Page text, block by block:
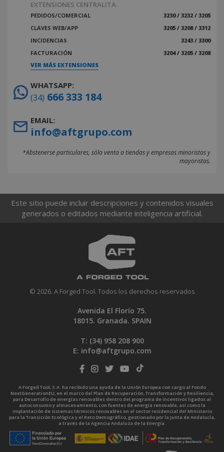
EXTENSIONES CENTRALITA:
PEDIDOS/COMERCIAL
3230 / 3232 / 3205
CLAVES WEB/APP
3205 / 3208 / 3312
INCIDENCIAS
3243 / 3300
FACTURACIÓN
3204 / 3205 / 3208
VER MÁS EXTENSIONES
WHATSAPP:
(34) 666 333 184
EMAIL:
info@aftgrupo.com
*Abstenerse particulares, sólo venta a tiendas y empresas minoristas y
mayoristas.
Este sitio puede incluir descripciones y contenidos visuales
generados o editados mediante inteligencia artificial.
© 2026. A Forged Tool. Todos los derechos reservados
Avenida El Florío 75.
18015. Granada. SPAIN
T: (34) 958 208 900
E: info@aftgrupo.com
A Forged Tool, S.A. ha recibido una ayuda de la Unión Europea con cargo al Fondo
NextGenerationEU, en el marco del Plan de Recuperación, Transformación y Resiliencia,
para Desarrollo de energías renovables dentro del programa de incentivos ligados al
autoconsumo y almacenamiento, con fuentes de energía renovable, así como la
implantación de sistemas térmicos renovables en el sector residencial del Ministerio
para la Transición Ecológica y el Reto Demográfico, gestionado por la Junta de Andalucía,
a través de la Agencia Andaluza de la Energía.